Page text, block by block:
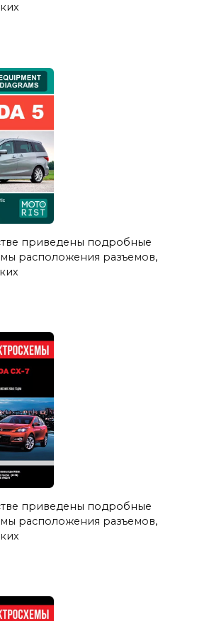
приведены подробные
расположения разъемов,
приведены подробные
расположения разъемов,